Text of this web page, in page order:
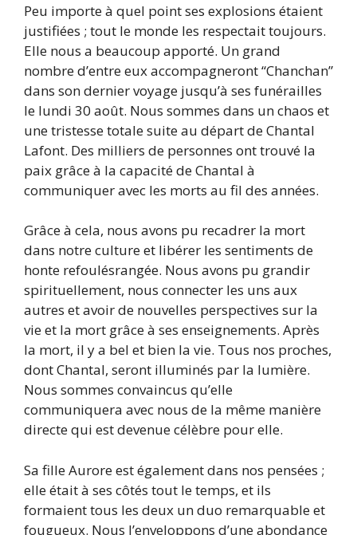
Peu importe à quel point ses explosions étaient
justifiées ; tout le monde les respectait toujours.
Elle nous a beaucoup apporté. Un grand
nombre d’entre eux accompagneront “Chanchan”
dans son dernier voyage jusqu’à ses funérailles
le lundi 30 août. Nous sommes dans un chaos et
une tristesse totale suite au départ de Chantal
Lafont. Des milliers de personnes ont trouvé la
paix grâce à la capacité de Chantal à
communiquer avec les morts au fil des années.
Grâce à cela, nous avons pu recadrer la mort
dans notre culture et libérer les sentiments de
honte refoulésrangée. Nous avons pu grandir
spirituellement, nous connecter les uns aux
autres et avoir de nouvelles perspectives sur la
vie et la mort grâce à ses enseignements. Après
la mort, il y a bel et bien la vie. Tous nos proches,
dont Chantal, seront illuminés par la lumière.
Nous sommes convaincus qu’elle
communiquera avec nous de la même manière
directe qui est devenue célèbre pour elle.
Sa fille Aurore est également dans nos pensées ;
elle était à ses côtés tout le temps, et ils
formaient tous les deux un duo remarquable et
fougueux. Nous l’enveloppons d’une abondance